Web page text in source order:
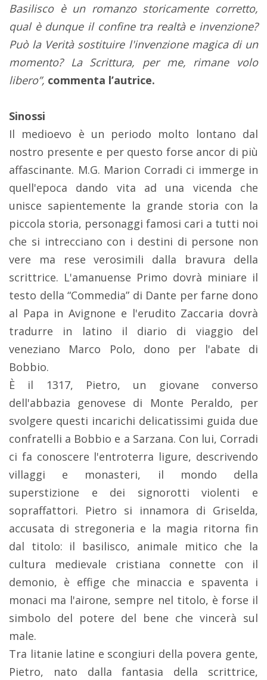
Basilisco è un romanzo storicamente corretto,
qual è dunque il confine tra realtà e invenzione?
Può la Verità sostituire l'invenzione magica di un
momento? La Scrittura, per me, rimane volo
libero”, commenta l’autrice.
Sinossi
Il medioevo è un periodo molto lontano dal
nostro presente e per questo forse ancor di più
affascinante. M.G. Marion Corradi ci immerge in
quell'epoca dando vita ad una vicenda che
unisce sapientemente la grande storia con la
piccola storia, personaggi famosi cari a tutti noi
che si intrecciano con i destini di persone non
vere ma rese verosimili dalla bravura della
scrittrice. L'amanuense Primo dovrà miniare il
testo della “Commedia” di Dante per farne dono
al Papa in Avignone e l'erudito Zaccaria dovrà
tradurre in latino il diario di viaggio del
veneziano Marco Polo, dono per l'abate di
Bobbio.
È il 1317, Pietro, un giovane converso
dell'abbazia genovese di Monte Peraldo, per
svolgere questi incarichi delicatissimi guida due
confratelli a Bobbio e a Sarzana. Con lui, Corradi
ci fa conoscere l'entroterra ligure, descrivendo
villaggi e monasteri, il mondo della
superstizione e dei signorotti violenti e
sopraffattori. Pietro si innamora di Griselda,
accusata di stregoneria e la magia ritorna fin
dal titolo: il basilisco, animale mitico che la
cultura medievale cristiana connette con il
demonio, è effige che minaccia e spaventa i
monaci ma l'airone, sempre nel titolo, è forse il
simbolo del potere del bene che vincerà sul
male.
Tra litanie latine e scongiuri della povera gente,
Pietro, nato dalla fantasia della scrittrice,